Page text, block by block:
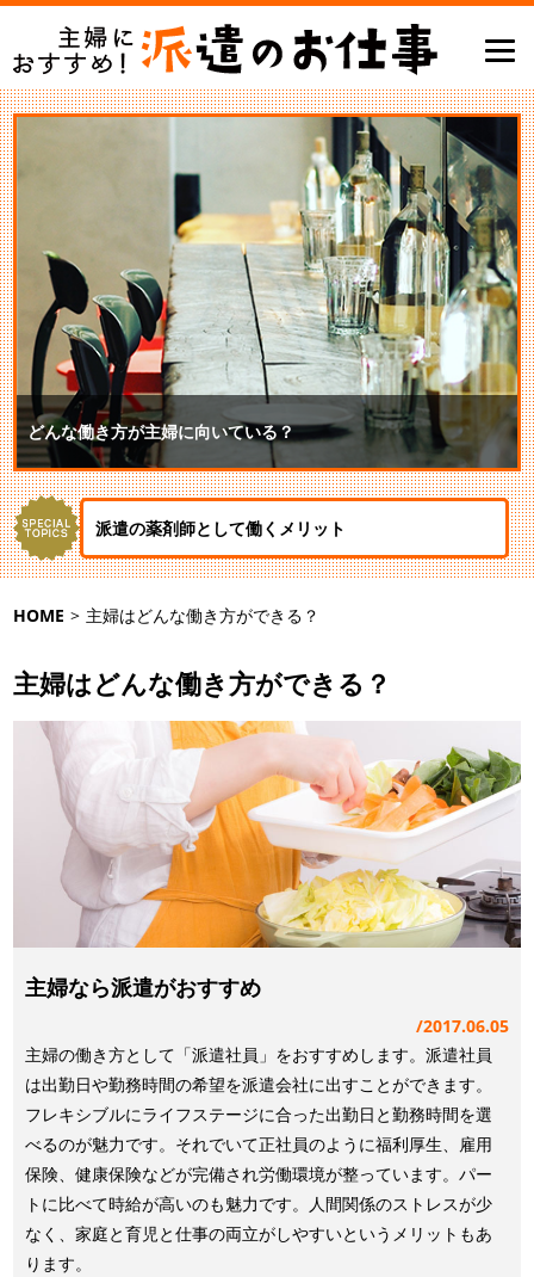
どんな働き方が主婦に向いている？
派遣の薬剤師として働くメリット
HOME > 主婦はどんな働き方ができる？
主婦はどんな働き方ができる？
主婦なら派遣がおすすめ
2017.06.05
主婦の働き方として「派遣社員」をおすすめします。派遣社員
は出勤日や勤務時間の希望を派遣会社に出すことができます。
フレキシブルにライフステージに合った出勤日と勤務時間を選
べるのが魅力です。それでいて正社員のように福利厚生、雇用
保険、健康保険などが完備され労働環境が整っています。パー
トに比べて時給が高いのも魅力です。人間関係のストレスが少
なく、家庭と育児と仕事の両立がしやすいというメリットもあ
ります。